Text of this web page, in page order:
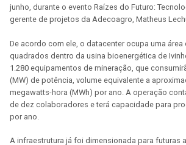
junho, durante o evento Raízes do Futuro:
gerente de projetos da Adecoagro, Matheus
De acordo com ele, o datacenter ocupa uma área
quadrados dentro da usina bioenergética de
1.280 equipamentos de mineração, que
(MW) de potência, volume equivalente a
megawatts-hora (MWh) por ano. A operação
de dez colaboradores e terá capacidade para
por ano.
A infraestrutura já foi dimensionada para futuras